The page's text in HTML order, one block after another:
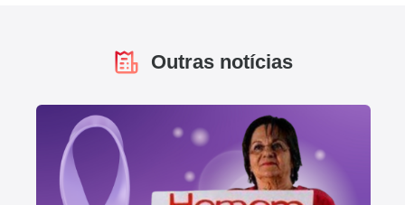
Outras notícias